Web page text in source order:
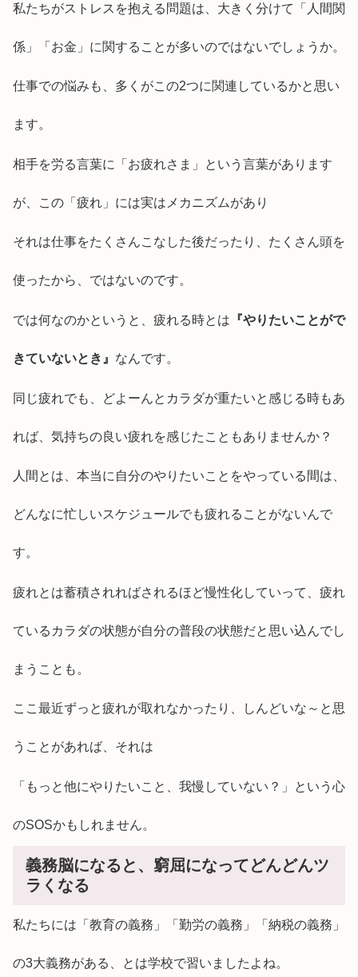
私たちがストレスを抱える問題は、大きく分けて「人間関
係」「お金」に関することが多いのではないでしょうか。
仕事での悩みも、多くがこの2つに関連しているかと思い
ます。
相手を労る言葉に「お疲れさま」という言葉があります
が、この「疲れ」には実はメカニズムがあり
それは仕事をたくさんこなした後だったり、たくさん頭を
使ったから、ではないのです。
では何なのかというと、疲れる時とは 『やりたいことがで
きていないとき』 なんです。
同じ疲れでも、どよーんとカラダが重たいと感じる時もあ
れば、気持ちの良い疲れを感じたこともありませんか？
人間とは、本当に自分のやりたいことをやっている間は、
どんなに忙しいスケジュールでも疲れることがないんで
す。
疲れとは蓄積されればされるほど慢性化していって、疲れ
ているカラダの状態が自分の普段の状態だと思い込んでし
まうことも。
ここ最近ずっと疲れが取れなかったり、しんどいな～と思
うことがあれば、それは
「もっと他にやりたいこと、我慢していない？」という心
のSOSかもしれません。
義務脳になると、窮屈になってどんどんツ
ラくなる
私たちには「教育の義務」「勤労の義務」「納税の義務」
の3大義務がある、とは学校で習いましたよね。